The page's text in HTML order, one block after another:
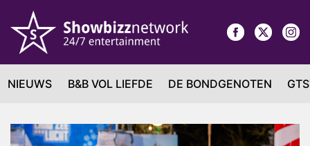
NIEUWS B&B VOL LIEFDE DE BONDGENOTEN